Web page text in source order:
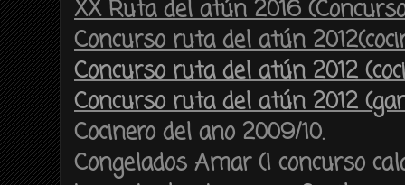
XX Ruta del atún 2016
Concurso ruta del atún
Concurso ruta del atún 2012
Concurso ruta del atún 2012
Cocinero del ano 2009/10.
Congelados Amar (I concurso